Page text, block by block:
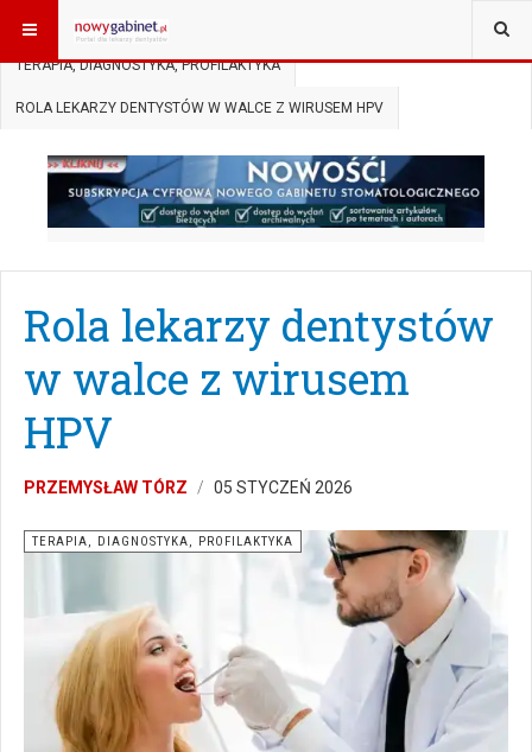
JESTEŚ TUTAJ: START
TERAPIA, DIAGNOSTYKA, PROFILAKTYKA
ROLA LEKARZY DENTYSTÓW W WALCE Z WIRUSEM HPV
Rola lekarzy dentystów
w walce z wirusem
HPV
PRZEMYSŁAW TÓRZ 05 STYCZEŃ 2026
TERAPIA, DIAGNOSTYKA, PROFILAKTYKA